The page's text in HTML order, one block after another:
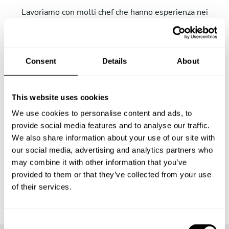
Consent Details About
This website uses cookies
We use cookies to personalise content and ads, to
provide social media features and to analyse our traffic.
We also share information about your use of our site with
our social media, advertising and analytics partners who
may combine it with other information that you’ve
provided to them or that they’ve collected from your use
of their services.
Lavoriamo con molti chef che hanno esperienza nei
migliori ristoranti, bar gastronomici, hotel di lusso e altro
ancora. Sarai in grado di visualizzare i dettagli della
invieranno una proposta di menu. Tuttavia,
indipendentemente da quale chef scegli, ti garantiamo
decennio di esperienza alle spalle e sono stati formati
nelle migliori scuole di cucina. Non appena avrai ricevuto
un menu, ti metteremo in contatto con lo chef in modo da
poter risolvere tutti i dettagli e accertarti che tutto sia di
tuo gradimento!